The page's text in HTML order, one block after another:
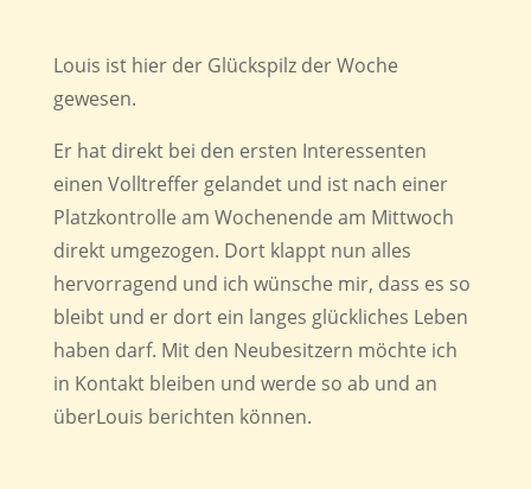
Louis ist hier der Glückspilz der Woche
gewesen.
Er hat direkt bei den ersten Interessenten
einen Volltreffer gelandet und ist nach einer
Platzkontrolle am Wochenende am Mittwoch
direkt umgezogen. Dort klappt nun alles
hervorragend und ich wünsche mir, dass es so
bleibt und er dort ein langes glückliches Leben
haben darf. Mit den Neubesitzern möchte ich
in Kontakt bleiben und werde so ab und an
überLouis berichten können.